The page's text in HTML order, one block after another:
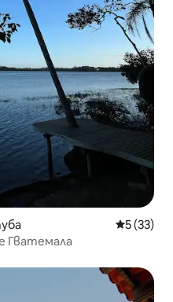
Средна
5 (33)
Гватемала